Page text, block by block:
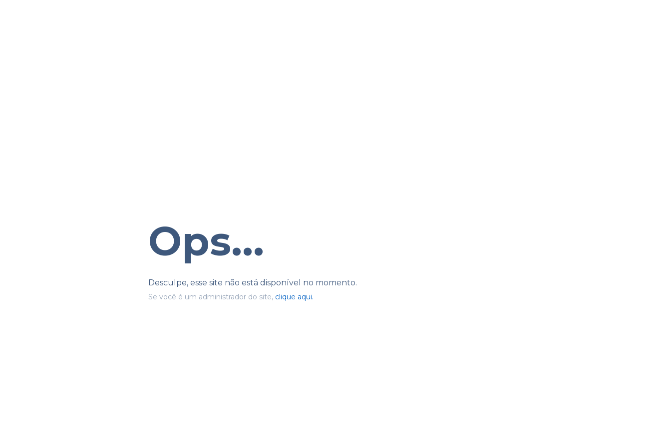
Ops...
Desculpe, esse site não está disponível no momento.
Se você é um administrador do site, clique aqui.